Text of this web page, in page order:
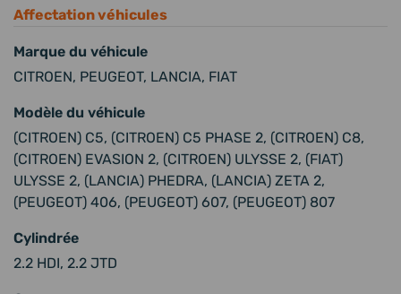
Affectation véhicules
Marque du véhicule
CITROEN, PEUGEOT, LANCIA, FIAT
Modèle du véhicule
(CITROEN) C5, (CITROEN) C5 PHASE 2, (CITROEN) C8,
(CITROEN) EVASION 2, (CITROEN) ULYSSE 2, (FIAT)
ULYSSE 2, (LANCIA) PHEDRA, (LANCIA) ZETA 2,
(PEUGEOT) 406, (PEUGEOT) 607, (PEUGEOT) 807
Cylindrée
2.2 HDI, 2.2 JTD